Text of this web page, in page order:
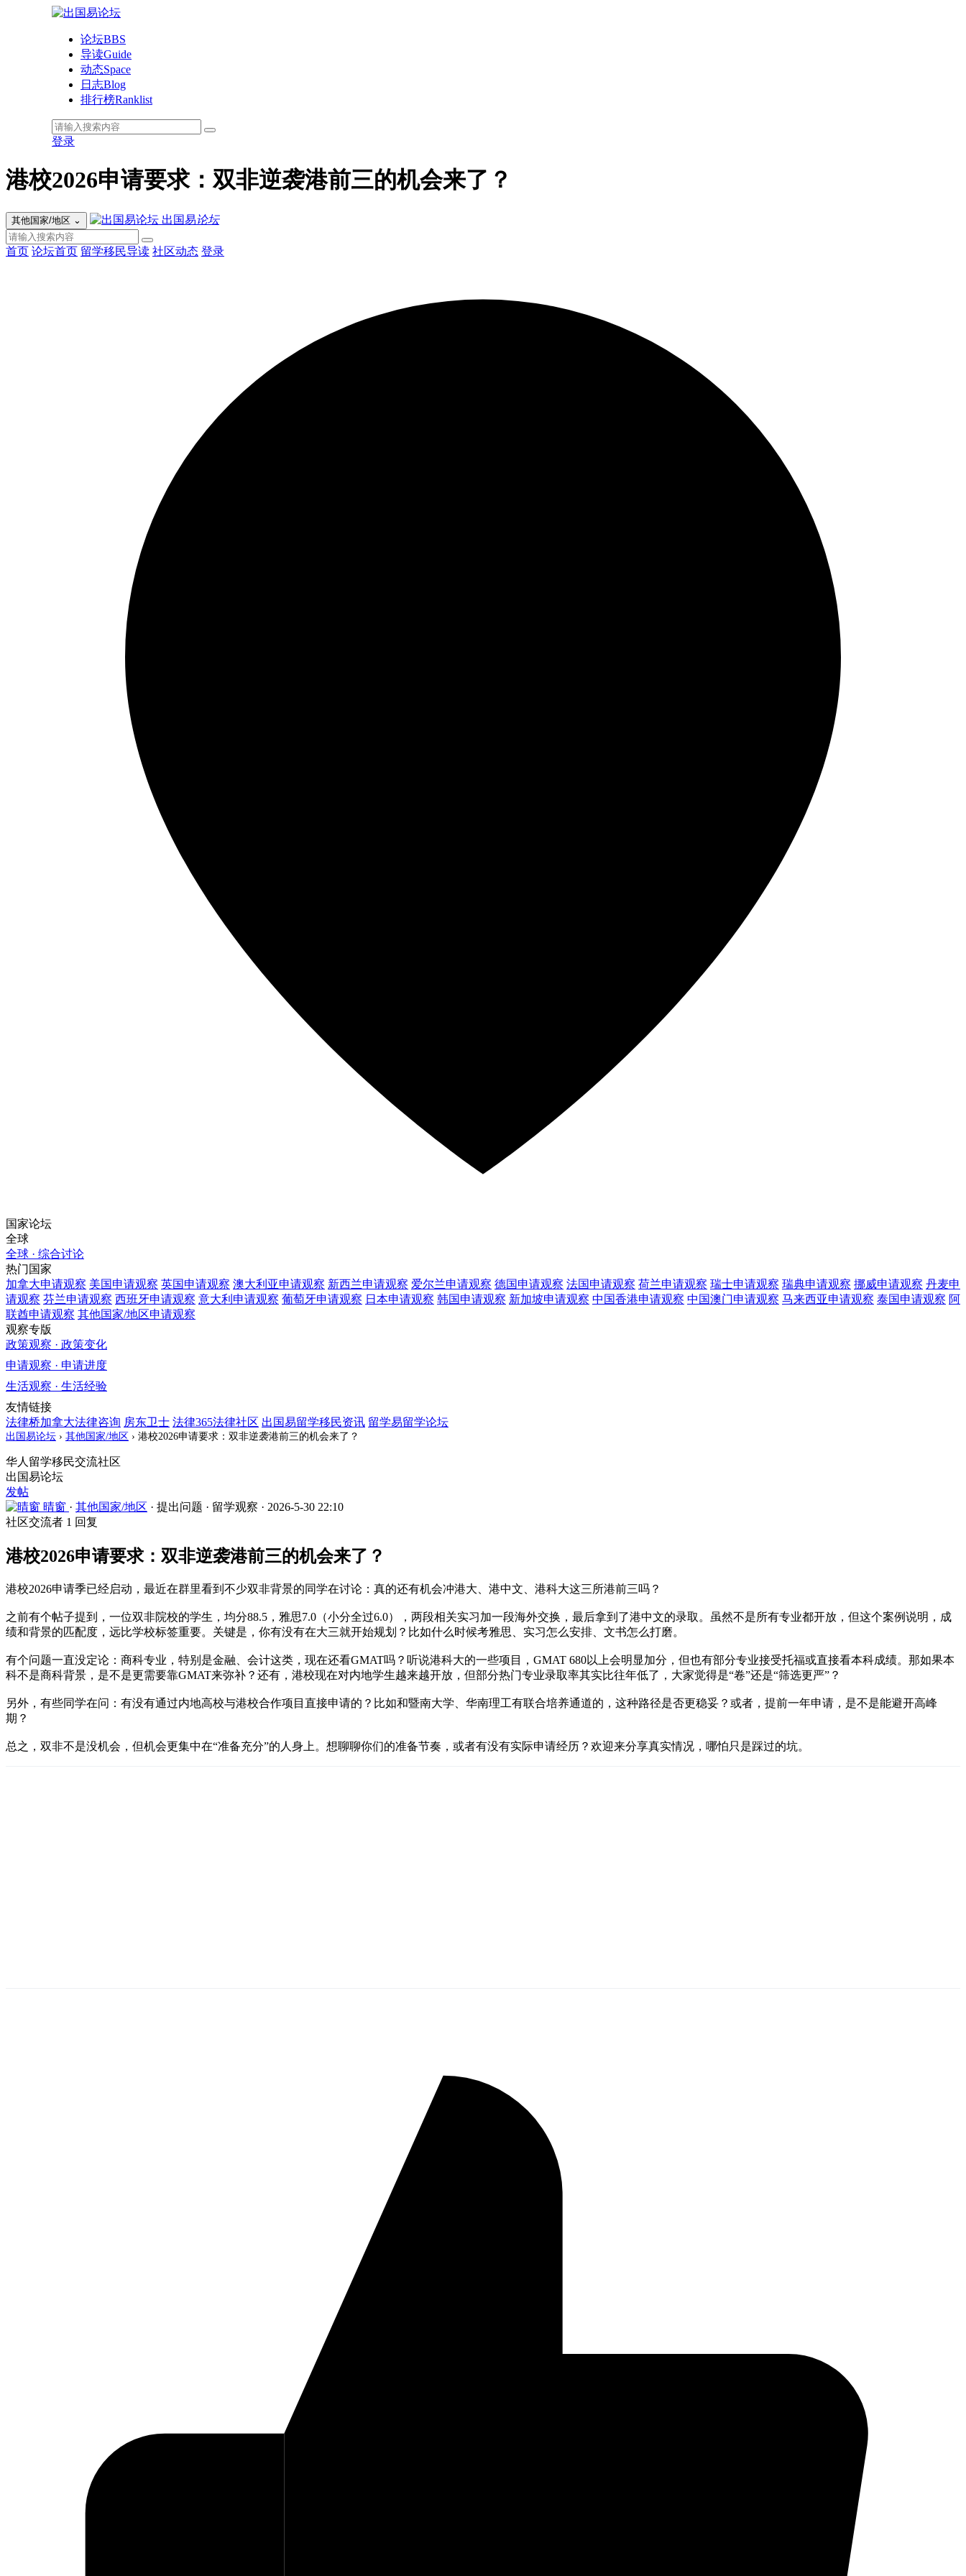
论坛BBS
导读Guide
动态Space
日志Blog
排行榜Ranklist
登录
港校2026申请要求：双非逆袭港前三的机会来了？
其他国家/地区 ⌄ 出国易论坛
首页 论坛首页 留学移民导读 社区动态 登录
国家论坛
全球
全球 · 综合讨论
热门国家
加拿大申请观察 美国申请观察 英国申请观察 澳大利亚申请观察 新西兰申请观察 爱尔兰申请观察 德国申请观察 法国申请观察 荷兰申请观察 瑞士申请观察 瑞典申请观察 挪威申请观察 丹麦申
请观察 芬兰申请观察 西班牙申请观察 意大利 申请观察 葡萄牙申请观察 日本申请观察 韩国申请观察 新加坡申请观察 中国香港申请观察 中国澳门申请观察 马来西亚申请观察 泰国申请观察 阿
联酋申请观察 其他国家/地区申请观察
观察专版
政策观察 · 政策变化
申请观察 · 申请进度
生活观察 · 生活经验
友情链接
法律桥加拿大法律咨询 房东卫士 法律365法律社区 出国易留学移民资讯 留学易留学论坛
出国易论坛 › 其他国家/地区 › 港校2026申请要求：双非逆袭港前三的机会来了？
华人留学移民交流社区
出国易论坛
发帖
晴窗 · 其他国家/地区 · 提出问题 · 留学观察 · 2026-5-30 22:10
社区交流者 1 回复
港校2026申请要求：双非逆袭港前三的机会来了？
港校2026申请季已经启动，最近在群里看到不少双非背景的同学在讨论：真的还有机会冲港大、港中文、港科大这三所港前三吗？
之前有个帖子提到，一位双非院校的学生，均分88.5，雅思7.0（小分全过6.0），两段相关实习加一段海外交换，最后拿到了港中文的录取。虽然不是所有专业都开放，但这个案例说明，成
绩和背景的匹配度，远比学校标签重要。关键是，你有没有在大三就开始规划？比如什么时候考雅思、实习怎么安排、文书怎么打磨。
有个问题一直没定论：商科专业，特别是金融、会计这类，现在还看GMAT吗？听说港科大的一些项目，GMAT 680以上会明显加分，但也有部分专业接受托福或直接看本科成绩。那如果本
科不是商科背景，是不是更需要靠GMAT来弥补？还有，港校现在对内地学生越来越开放，但部分热门专业录取率其实比往年低了，大家觉得是“卷”还是“筛选更严”？
另外，有些同学在问：有没有通过内地高校与港校合作项目直接申请的？比如和暨南大学、华南理工有联合培养通道的，这种路径是否更稳妥？或者，提前一年申请，是不是能避开高峰
期？
总之，双非不是没机会，但机会更集中在“准备充分”的人身上。想聊聊你们的准备节奏，或者有没有实际申请经历？欢迎来分享真实情况，哪怕只是踩过的坑。